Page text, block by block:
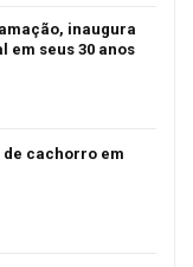
inaugura
em seus 30 anos
cachorro em